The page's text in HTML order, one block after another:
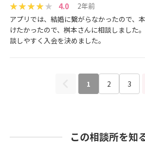
4.0
2年前
アプリでは、結婚に繋がらなかったので、
けたかったので、桝本さんに相談しました
談しやすく入会を決めました。
1 2 3
この相談所を知